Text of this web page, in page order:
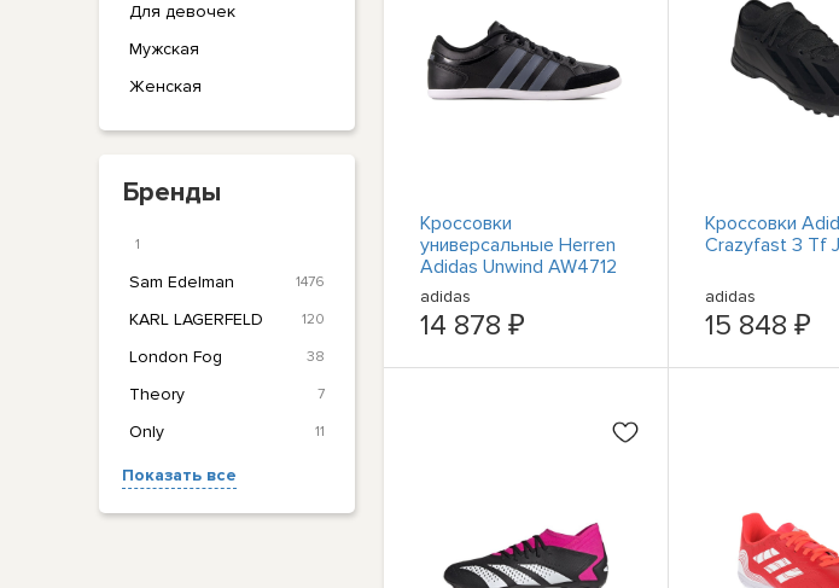
Для девочек
Мужская
Женская
Бренды
1
Sam Edelman 1476
KARL LAGERFELD 120
London Fog 38
Theory 7
Only 11
Показать все
Кроссовки
универсальные Herren
Adidas Unwind AW4712
Schwarz
adidas
14 878 ₽
Кроссовки
Crazyfast 3 Tf
adidas
15 848 ₽